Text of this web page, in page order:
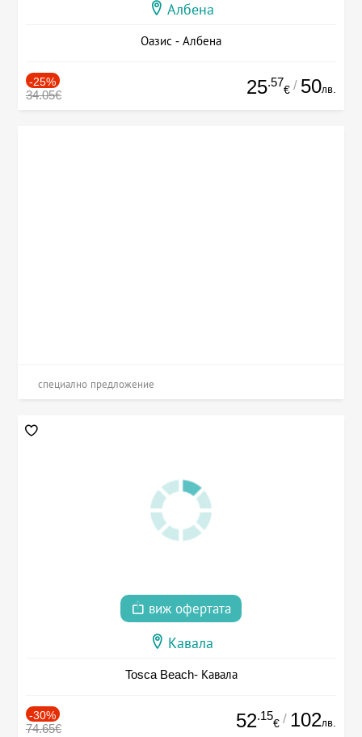
Албена
Оазис - Албена
-25%
34.05€ 25.57
€ / 50лв.
специално предложение
виж офертата
Кавала
Tosca Beach- Кавала
-30%
74.65€ 52.15
€ / 102лв.